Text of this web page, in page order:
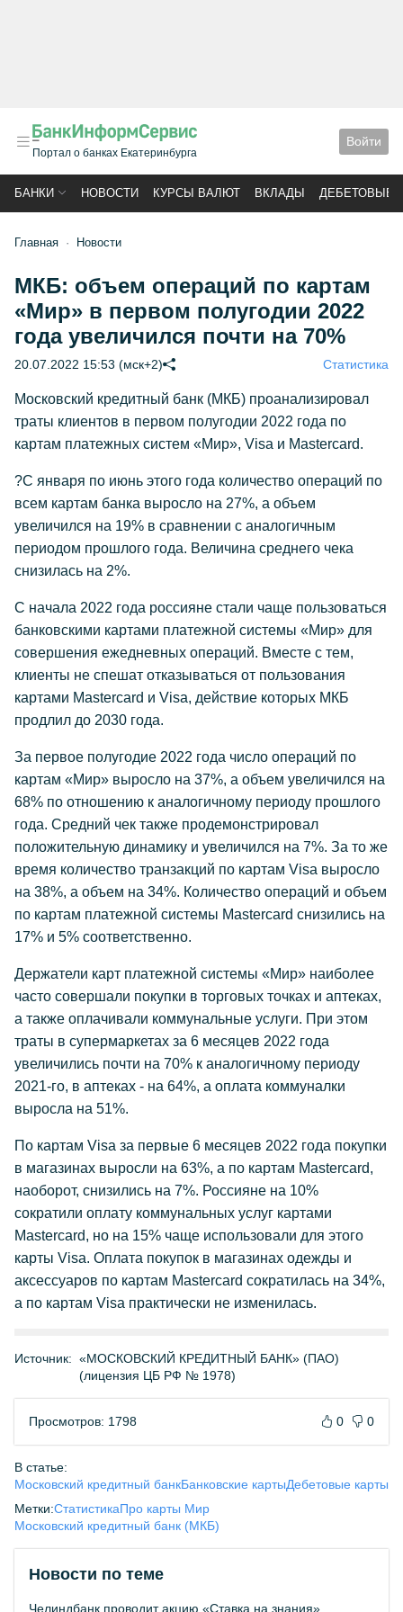
Портал о банках Екатеринбурга
Войти
БАНКИ НОВОСТИ КУРСЫ ВАЛЮТ ВКЛАДЫ ДЕБЕТОВЫЕ
Главная Новости
МКБ: объем операций по картам
«Мир» в первом полугодии 2022
года увеличился почти на 70%
20.07.2022 15:53 (мск+2) Статистика
Московский кредитный банк (МКБ) проанализировал
траты клиентов в первом полугодии 2022 года по
картам платежных систем «Мир», Visa и Mastercard.
?С января по июнь этого года количество операций по
всем картам банка выросло на 27%, а объем
увеличился на 19% в сравнении с аналогичным
периодом прошлого года. Величина среднего чека
снизилась на 2%.
С начала 2022 года россияне стали чаще пользоваться
банковскими картами платежной системы «Мир» для
совершения ежедневных операций. Вместе с тем,
клиенты не спешат отказываться от пользования
картами Mastercard и Visa, действие которых МКБ
продлил до 2030 года.
За первое полугодие 2022 года число операций по
картам «Мир» выросло на 37%, а объем увеличился на
68% по отношению к аналогичному периоду прошлого
года. Средний чек также продемонстрировал
положительную динамику и увеличился на 7%. За то же
время количество транзакций по картам Visa выросло
на 38%, а объем на 34%. Количество операций и объем
по картам платежной системы Mastercard снизились на
17% и 5% соответственно.
Держатели карт платежной системы «Мир» наиболее
часто совершали покупки в торговых точках и аптеках,
а также оплачивали коммунальные услуги. При этом
траты в супермаркетах за 6 месяцев 2022 года
увеличились почти на 70% к аналогичному периоду
2021-го, в аптеках - на 64%, а оплата коммуналки
выросла на 51%.
По картам Visa за первые 6 месяцев 2022 года покупки
в магазинах выросли на 63%, а по картам Mastercard,
наоборот, снизились на 7%. Россияне на 10%
сократили оплату коммунальных услуг картами
Mastercard, но на 15% чаще использовали для этого
карты Visa. Оплата покупок в магазинах одежды и
аксессуаров по картам Mastercard сократилась на 34%,
а по картам Visa практически не изменилась.
Источник: «МОСКОВСКИЙ КРЕДИТНЫЙ БАНК» (ПАО)
(лицензия ЦБ РФ № 1978)
Просмотров: 1798 0 0
В статье:
Московский кредитный банкБанковские картыДебетовые карты
Метки:СтатистикаПро карты Мир
Московский кредитный банк (МКБ)
Новости по теме
Челиндбанк проводит акцию «Ставка на знания»